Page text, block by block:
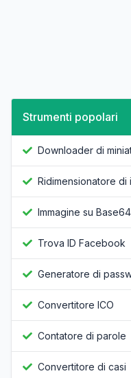
Strumenti popolari
Downloader di
Ridimensionatore di
Immagine su Base64
Trova ID Facebook
Generatore di
Convertitore ICO
Contatore di parole
Convertitore di casi